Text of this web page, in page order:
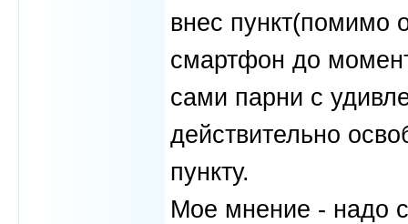
внес пункт(помимо
смартфон до
сами парни с
действительно
пункту.
Мое мнение - надо